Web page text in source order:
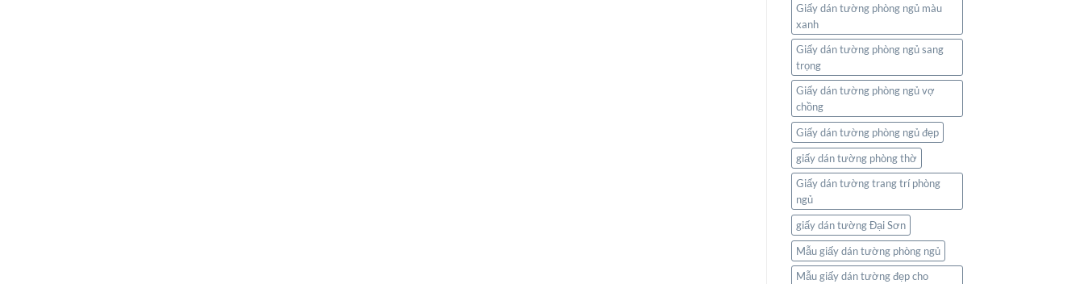
Giấy dán tường phòng ngủ màu
xanh
Giấy dán tường phòng ngủ sang
trọng
Giấy dán tường phòng ngủ vợ
chồng
Giấy dán tường phòng ngủ đẹp
giấy dán tường phòng thờ
Giấy dán tường trang trí phòng
ngủ
giấy dán tường Đại Sơn
Mẫu giấy dán tường phòng ngủ
Mẫu giấy dán tường đẹp cho